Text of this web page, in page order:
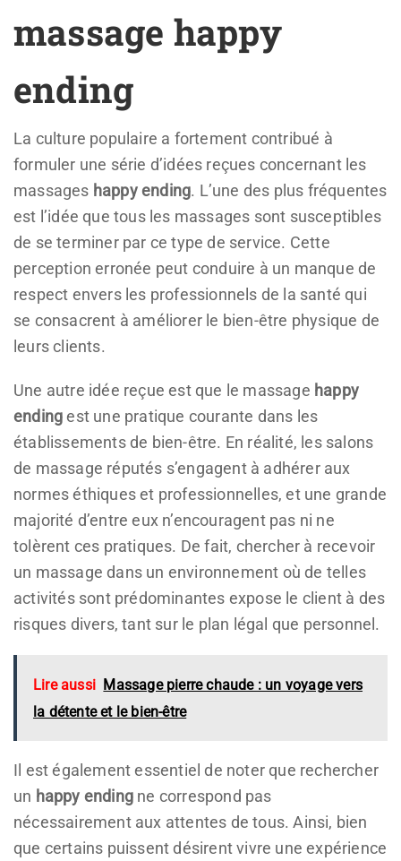
massage happy
ending
La culture populaire a fortement contribué à
formuler une série d’idées reçues concernant les
massages happy ending. L’une des plus fréquentes
est l’idée que tous les massages sont susceptibles
de se terminer par ce type de service. Cette
perception erronée peut conduire à un manque de
respect envers les professionnels de la santé qui
se consacrent à améliorer le bien-être physique de
leurs clients.
Une autre idée reçue est que le massage happy
endingest une pratique courante dans les
établissements de bien-être. En réalité, les salons
de massage réputés s’engagent à adhérer aux
normes éthiques et professionnelles, et une grande
majorité d’entre eux n’encouragent pas ni ne
tolèrent ces pratiques. De fait, chercher à recevoir
un massage dans un environnement où de telles
activités sont prédominantes expose le client à des
risques divers, tant sur le plan légal que personnel.
Lire aussi Massage pierre chaude : un voyage vers
la détente et le bien-être
Il est également essentiel de noter que rechercher
un happy ending ne correspond pas
nécessairement aux attentes de tous. Ainsi, bien
que certains puissent désirent vivre une expérience